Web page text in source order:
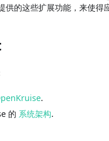
的这些扩展功能，来使得
.
的 系统架构.